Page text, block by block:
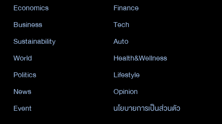
Economics
Finance
Business
Tech
Sustainability
Auto
World
Health&Wellness
Politics
Lifestyle
News
Opinion
Event
นโยบายการเป็นส่วนตัว